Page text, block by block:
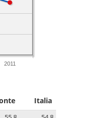
2011
Italia